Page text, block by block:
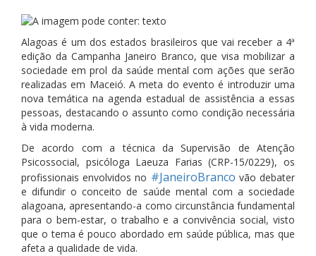
Alagoas é um dos estados brasileiros que vai receber a 4ª
edição da Campanha Janeiro Branco, que visa mobilizar a
sociedade em prol da saúde mental com ações que serão
realizadas em Maceió. A meta do evento é introduzir uma
nova temática na agenda estadual de assistência a essas
pessoas, destacando o assunto como condição necessária
à vida moderna.
De acordo com a técnica da Supervisão de Atenção
Psicossocial, psicóloga Laeuza Farias (CRP-15/0229), os
profissionais envolvidos no #JaneiroBranco vão debater
e difundir o conceito de saúde mental com a sociedade
alagoana, apresentando-a como circunstância fundamental
para o bem-estar, o trabalho e a convivência social, visto
que o tema é pouco abordado em saúde pública, mas que
afeta a qualidade de vida.